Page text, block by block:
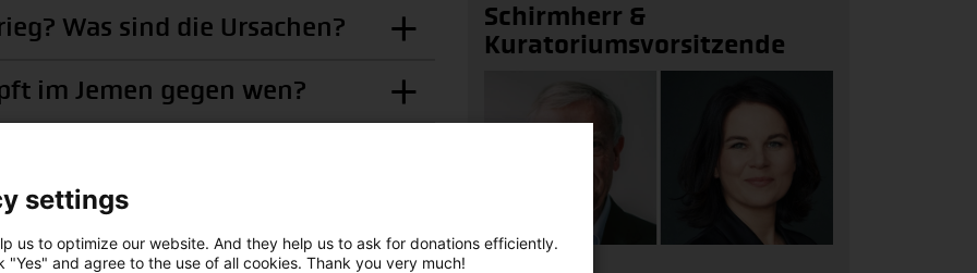
Was sind die Ursachen?
im Jemen gegen wen?
des Jemenkrieges?
Jemens – kurz
Schirmherr &
Kuratoriumsvorsitzende
settings
us to optimize our website. And they help us to ask for donations efficiently.
"Yes" and agree to the use of all cookies. Thank you very much!